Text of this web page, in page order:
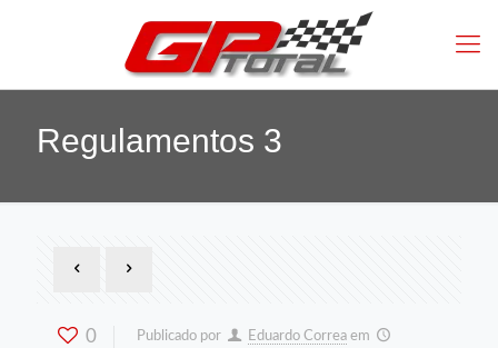
Regulamentos 3
0 Publicado por Eduardo Correa em